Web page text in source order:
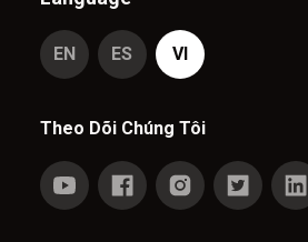
EN ES VI
Theo Dõi Chúng Tôi